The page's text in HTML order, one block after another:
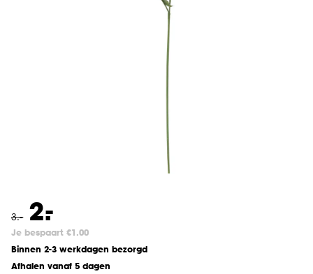
3.- 2.
-
Je bespaart €1.00
Binnen 2-3 werkdagen bezorgd
Afhalen vanaf 5 dagen